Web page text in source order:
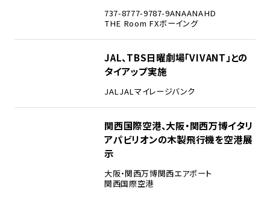
737-8777-9787-9ANAANAHD
THE Room FXボーイング
JAL、TBS日曜劇場「VIVANT」との
タイアップ実施
JALJALマイレージバンク
関西国際空港、大阪・関西万博イタリ
アパビリオンの木製飛行機を空港展
示
大阪・関西万博関西エアポート
関西国際空港